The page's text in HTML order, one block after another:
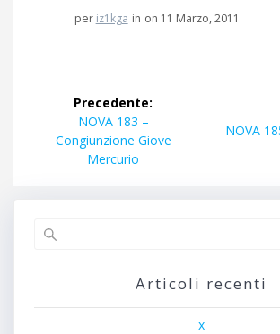
per iz1kga in on 11 Marzo, 2011
Navigazione
articoli
Precedente:
Articolo
precedente:
NOVA 183 –
Congiunzione Giove
Mercurio
Articolo
NOVA
Articoli recenti
x